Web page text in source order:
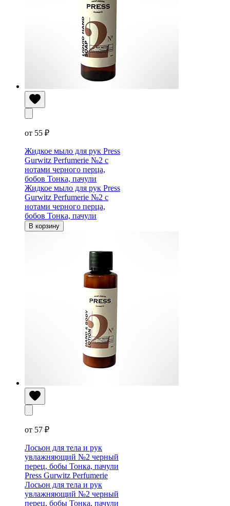
от 55 ₽
Жидкое мыло для рук Press
Gurwitz Perfumerie №2 с
нотами черного перца,
бобов Тонка, пачули
Жидкое мыло для рук Press
Gurwitz Perfumerie №2 с
нотами черного перца,
бобов Тонка, пачули
В корзину
от 57 ₽
Лосьон для тела и рук
увлажняющий №2 черный
перец, бобы Тонка, пачули
Press Gurwitz Perfumerie
Лосьон для тела и рук
увлажняющий №2 черный
перец, бобы Тонка, пачули